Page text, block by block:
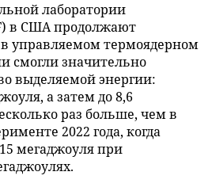
лаборатории
в США продолжают
в управляемом термоядерном
смогли значительно
выделяемой энергии:
а затем до 8,6
раз больше, чем в
2022 года, когда
мегаджоуля при